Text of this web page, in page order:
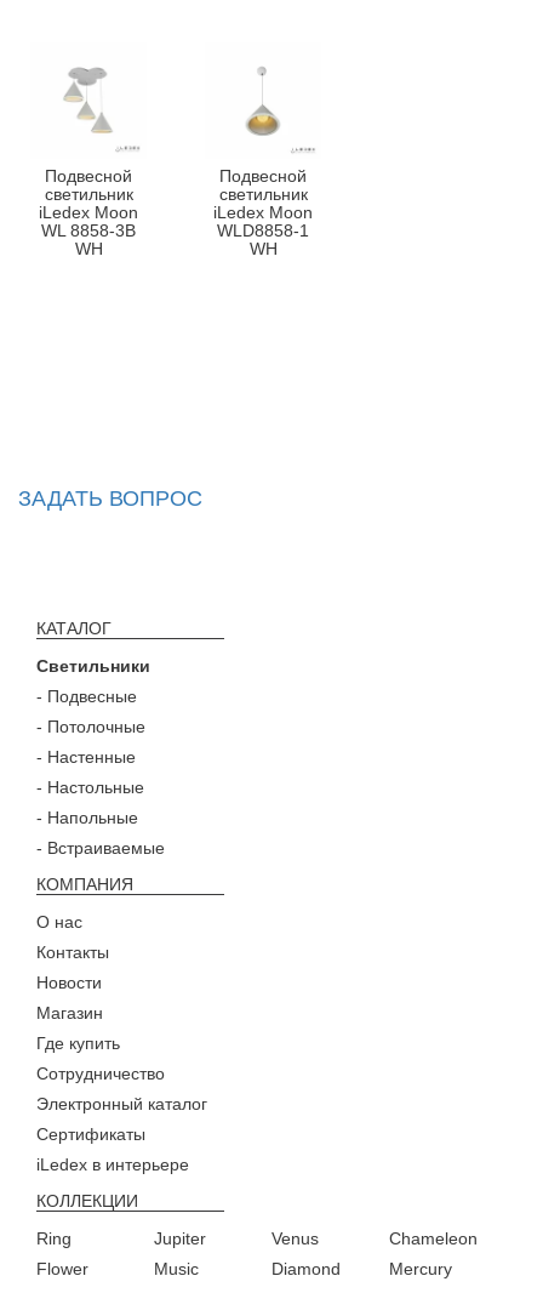
Подвесной
светильник
iLedex Moon
WL 8858-3B
WH
Подвесной
светильник
iLedex Moon
WLD8858-1
WH
ЗАДАТЬ ВОПРОС
КАТАЛОГ
Светильники
- Подвесные
- Потолочные
- Настенные
- Настольные
- Напольные
- Встраиваемые
КОМПАНИЯ
О нас
Контакты
Новости
Магазин
Где купить
Сотрудничество
Электронный каталог
Сертификаты
iLedex в интерьере
КОЛЛЕКЦИИ
Ring
Flower
Jupiter
Music
Venus
Diamond
Chameleon
Mercury